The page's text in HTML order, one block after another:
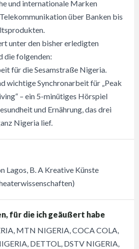
und internationale Marken
über Banken bis
unter den bisher erledigten
die folgenden:
für die Sesamstraße Nigeria.
wichtige Synchronarbeit für „Peak
– ein 5-minütiges Hörspiel
und Ernährung, das drei
Nigeria lief.
Lagos, B. A Kreative Künste
für die ich geäußert habe
MTN NIGERIA, COCA COLA,
DETTOL, DSTV NIGERIA,